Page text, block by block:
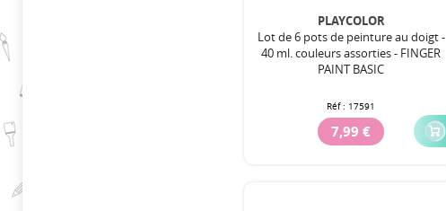
PLAYCOLOR
Lot de 6 pots de peinture au doigt -
40 ml. couleurs assorties - FINGER
PAINT BASIC
Réf : 17591
7,99 €